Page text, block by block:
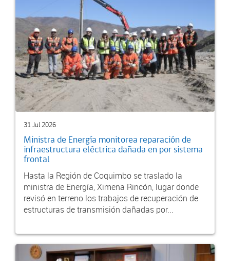
31 Jul 2026
Ministra de Energía monitorea reparación de
infraestructura eléctrica dañada en por sistema
frontal
Hasta la Región de Coquimbo se traslado la
ministra de Energía, Ximena Rincón, lugar donde
revisó en terreno los trabajos de recuperación de
estructuras de transmisión dañadas por...